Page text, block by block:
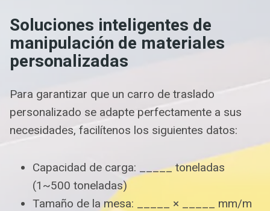
Soluciones inteligentes de
manipulación de materiales
personalizadas
Para garantizar que un carro de traslado
personalizado se adapte perfectamente a sus
necesidades, facilítenos los siguientes datos:
Capacidad de carga: _____ toneladas
(1~500 toneladas)
Tamaño de la mesa: _____ × _____ mm/m